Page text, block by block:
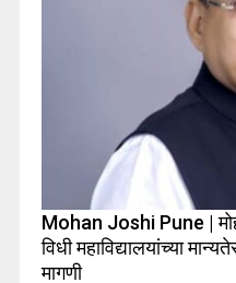
Mohan Joshi Pune |
विधी महाविद्यालयांच्या
मागणी